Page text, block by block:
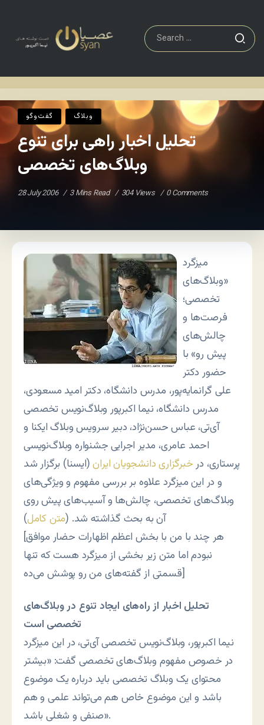
گفت‌وگو وبلاگ
تحلیل اخبار راهی برای تنوع
وبلاگ‌های تخصصی
28 July 2006 3 Mins Read 304 Views 0 Comments
میزگرد
«وبلاگ‌های
تخصصی؛
فرصت‌ها و
چالش‌های
پیش‌ رو» با
حضور دکتر
علی گرانمایه‌پور، مدرس دانشگاه، دکتر امید مسعودی،
مدرس دانشگاه، نیما اکبرپور وبلاگ‌نویس تخصصی
آی‌تی، عباس حسن‌نژاد، دبیر سرویس وبلاگ ایکنا و
احمد عامری، مدیر اجرایی جشنواره وبلاگ‌نویسی
پرستاری، در خبرگزاری دانشجویان ایران(ایسنا) برگزار شد
و در این میزگرد علاوه بر بررسی مفهوم و ویژگی‌های
وبلاگ‌های تخصصی، چالش‌ها و آسیب‌های پیش روی
آن به بحث گذاشته شد. (متن کامل)
[هر چند با من با بخش اعظم اظهارات حضار موافق
نبودم اما متن زیر بخشی از میزگرد هست که تنها
قسمتی از گفته‌های من رو پوشش می‌ده]
تحلیل اخبار از راه‌های ایجاد تنوع در وبلاگ‌های
تخصصی است
نیما اکبرپور، وبلاگ‌نویس تخصصی آی‌تی، در این میزگرد
در خصوص مفهوم وبلاگ‌های تخصصی گفت: «بیشتر
محتوای یک وبلاگ تخصصی باید درباره یک موضوع
باشد و این موضوع خاص هم می‌تواند علمی ‌و هم
صنفی و شغلی باشد».